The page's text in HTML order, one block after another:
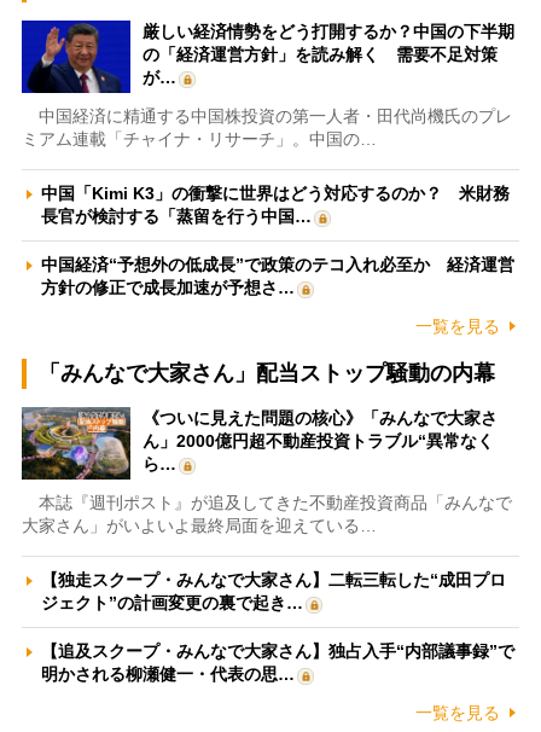
厳しい経済情勢をどう打開するか？中国の下半期
の「経済運営方針」を読み解く 需要不足対策
が…
中国経済に精通する中国株投資の第一人者・田代尚機氏のプレ
ミアム連載「チャイナ・リサーチ」。中国の…
中国「Kimi K3」の衝撃に世界はどう対応するのか？ 米財務
長官が検討する「蒸留を行う中国…
中国経済“予想外の低成長”で政策のテコ入れ必至か 経済運営
方針の修正で成長加速が予想さ…
一覧を見る
「みんなで大家さん」配当ストップ騒動の内幕
《ついに見えた問題の核心》「みんなで大家さ
ん」2000億円超不動産投資トラブル“異常なく
ら…
本誌『週刊ポスト』が追及してきた不動産投資商品「みんなで
大家さん」がいよいよ最終局面を迎えている…
【独走スクープ・みんなで大家さん】二転三転した“成田プロ
ジェクト”の計画変更の裏で起き…
【追及スクープ・みんなで大家さん】独占入手“内部議事録”で
明かされる柳瀬健一・代表の思…
一覧を見る